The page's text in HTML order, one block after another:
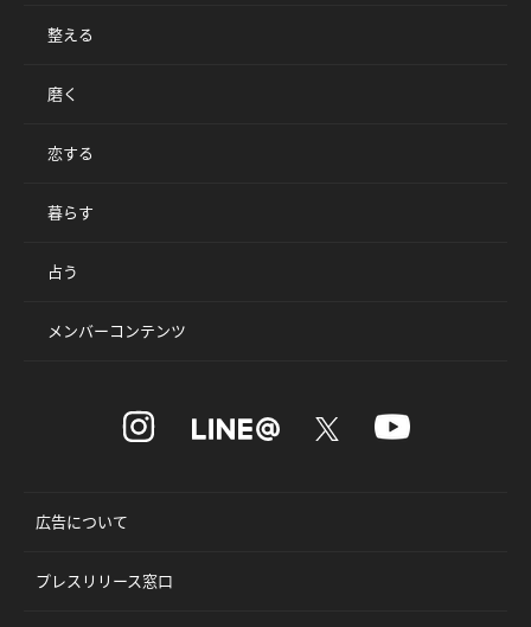
整える
磨く
恋する
暮らす
占う
メンバーコンテンツ
広告について
プレスリリース窓口